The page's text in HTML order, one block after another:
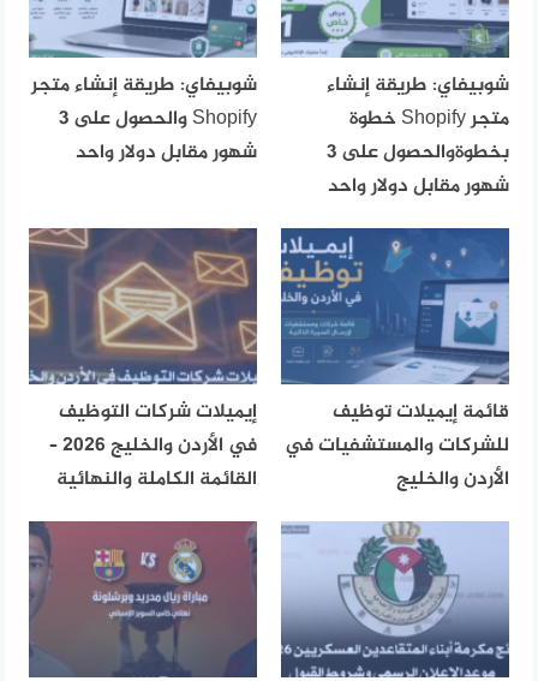
شوبيفاي: طريقة إنشاء
متجر Shopify خطوة
بخطوةوالحصول على 3
شهور مقابل دولار واحد
شوبيفاي: طريقة إنشاء متجر
Shopify والحصول على 3
شهور مقابل دولار واحد
قائمة إيميلات توظيف
للشركات والمستشفيات في
الأردن والخليج
إيميلات شركات التوظيف
في الأردن والخليج 2026 –
القائمة الكاملة والنهائية